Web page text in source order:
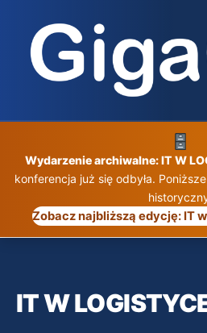
treści
Wydarzenie archiwalne: IT W
konferencja już się odbyła.
Zobacz najbliższą edycję: IT
IT W